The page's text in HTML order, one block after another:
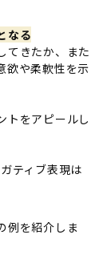
なる
てきたか、また
欲や柔軟性を示
トをアピールし
ティブ表現は
例を紹介しま